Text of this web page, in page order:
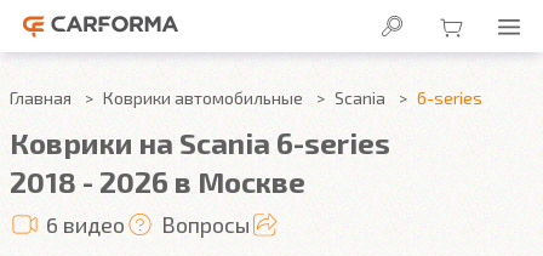
Главная Коврики автомобильные Scania 6-series
Коврики на Scania 6-series
2018 - 2026 в Москве
6 видео Вопросы